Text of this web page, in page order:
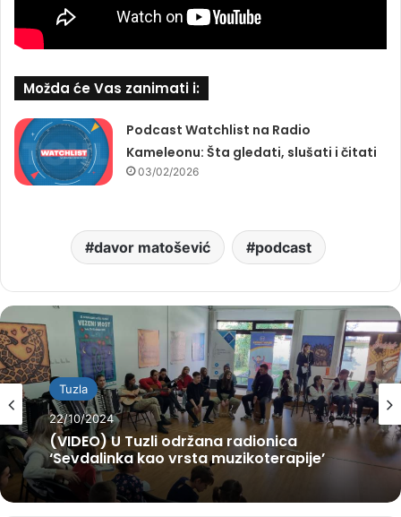
Možda će Vas zanimati i:
Podcast Watchlist na Radio
Kameleonu: Šta gledati, slušati i čitati
03/02/2026
davor matošević podcast
Tuzla
22/10/2024
(VIDEO) U Tuzli održana radionica
‘Sevdalinka kao vrsta muzikoterapije’